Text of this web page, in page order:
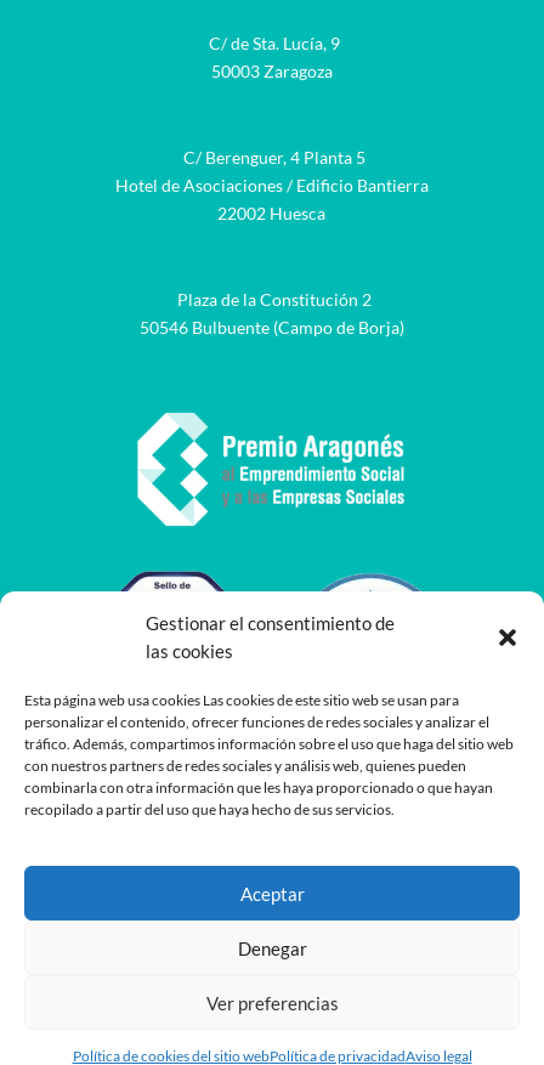
Gestionar el consentimiento de
las cookies
Esta página web usa cookies Las cookies de este sitio web se usan para
personalizar el contenido, ofrecer funciones de redes sociales y analizar el
tráfico. Además, compartimos información sobre el uso que haga del sitio web
con nuestros partners de redes sociales y análisis web, quienes pueden
combinarla con otra información que les haya proporcionado o que hayan
recopilado a partir del uso que haya hecho de sus servicios.
Aceptar
Denegar
Ver preferencias
Política de cookies del sitio webPolítica de privacidadAviso legal
C/ de Sta. Lucía, 9
50003 Zaragoza
C/ Berenguer, 4 Planta 5
Hotel de Asociaciones / Edificio Bantierra
22002 Huesca
Plaza de la Constitución 2
50546 Bulbuente (Campo de Borja)
Desarrollado porPlaneayOshito